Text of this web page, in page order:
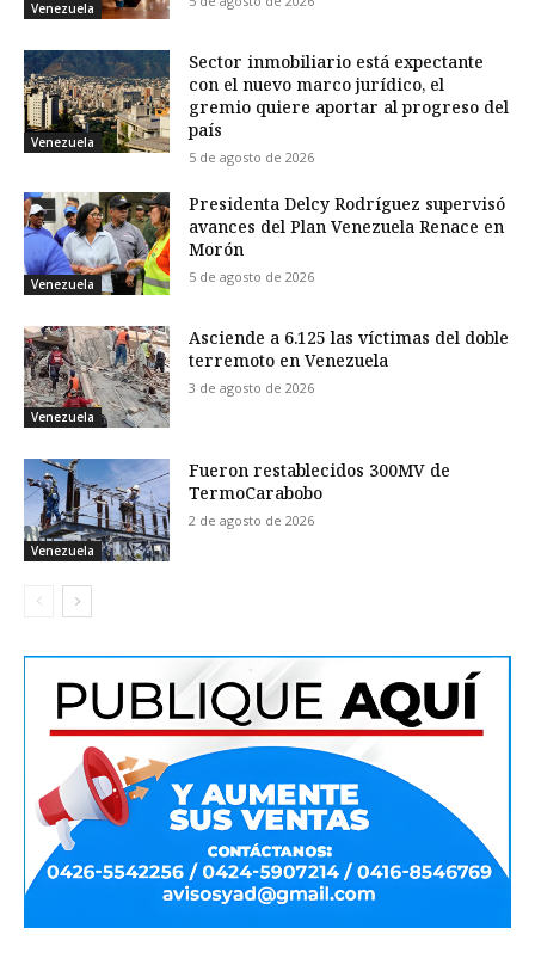
Venezuela
Venezuela
Sector inmobiliario está expectante
con el nuevo marco jurídico, el
gremio quiere aportar al progreso del
país
5 de agosto de 2026
Venezuela
Presidenta Delcy Rodríguez supervisó
avances del Plan Venezuela Renace en
Morón
5 de agosto de 2026
Venezuela
Asciende a 6.125 las víctimas del doble
terremoto en Venezuela
3 de agosto de 2026
Venezuela
Fueron restablecidos 300MV de
TermoCarabobo
2 de agosto de 2026